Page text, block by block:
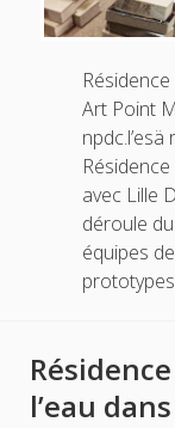
Art Point
avec Lille
déroule
équipes
l’eau